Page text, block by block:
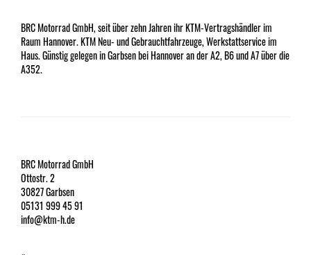
BRC Motorrad GmbH, seit über zehn Jahren ihr KTM-Vertragshändler im
Raum Hannover. KTM Neu- und Gebrauchtfahrzeuge, Werkstattservice im
Haus. Günstig gelegen in Garbsen bei Hannover an der A2, B6 und A7 über die
A352.
BRC Motorrad GmbH
Ottostr. 2
30827 Garbsen
05131 999 45 91
info@ktm-h.de